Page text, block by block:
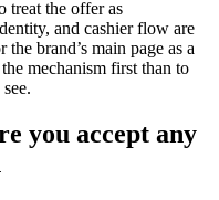
treat the offer as
and cashier flow are
brand’s main page as a
mechanism first than to
you accept any